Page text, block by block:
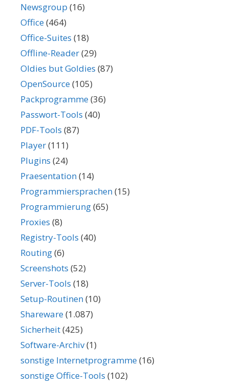
Newsgroup (16)
Office(464)
Office-Suites (18)
Offline-Reader(29)
Oldies but Goldies (87)
OpenSource(105)
Packprogramme(36)
Passwort-Tools (40)
PDF-Tools (87)
Player(111)
Plugins (24)
Praesentation(14)
Programmiersprachen(15)
Programmierung(65)
Proxies (8)
Registry-Tools (40)
Routing(6)
Screenshots (52)
Server-Tools (18)
Setup-Routinen(10)
Shareware(1.087)
Sicherheit(425)
Software-Archiv(1)
sonstige Internetprogramme(16)
sonstige Office-Tools (102)